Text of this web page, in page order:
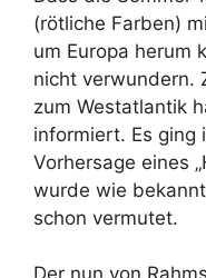
(rötliche Farben)
um Europa herum
nicht verwundern.
zum Westatlantik
informiert. Es ging
Vorhersage eines
wurde wie
schon vermutet.